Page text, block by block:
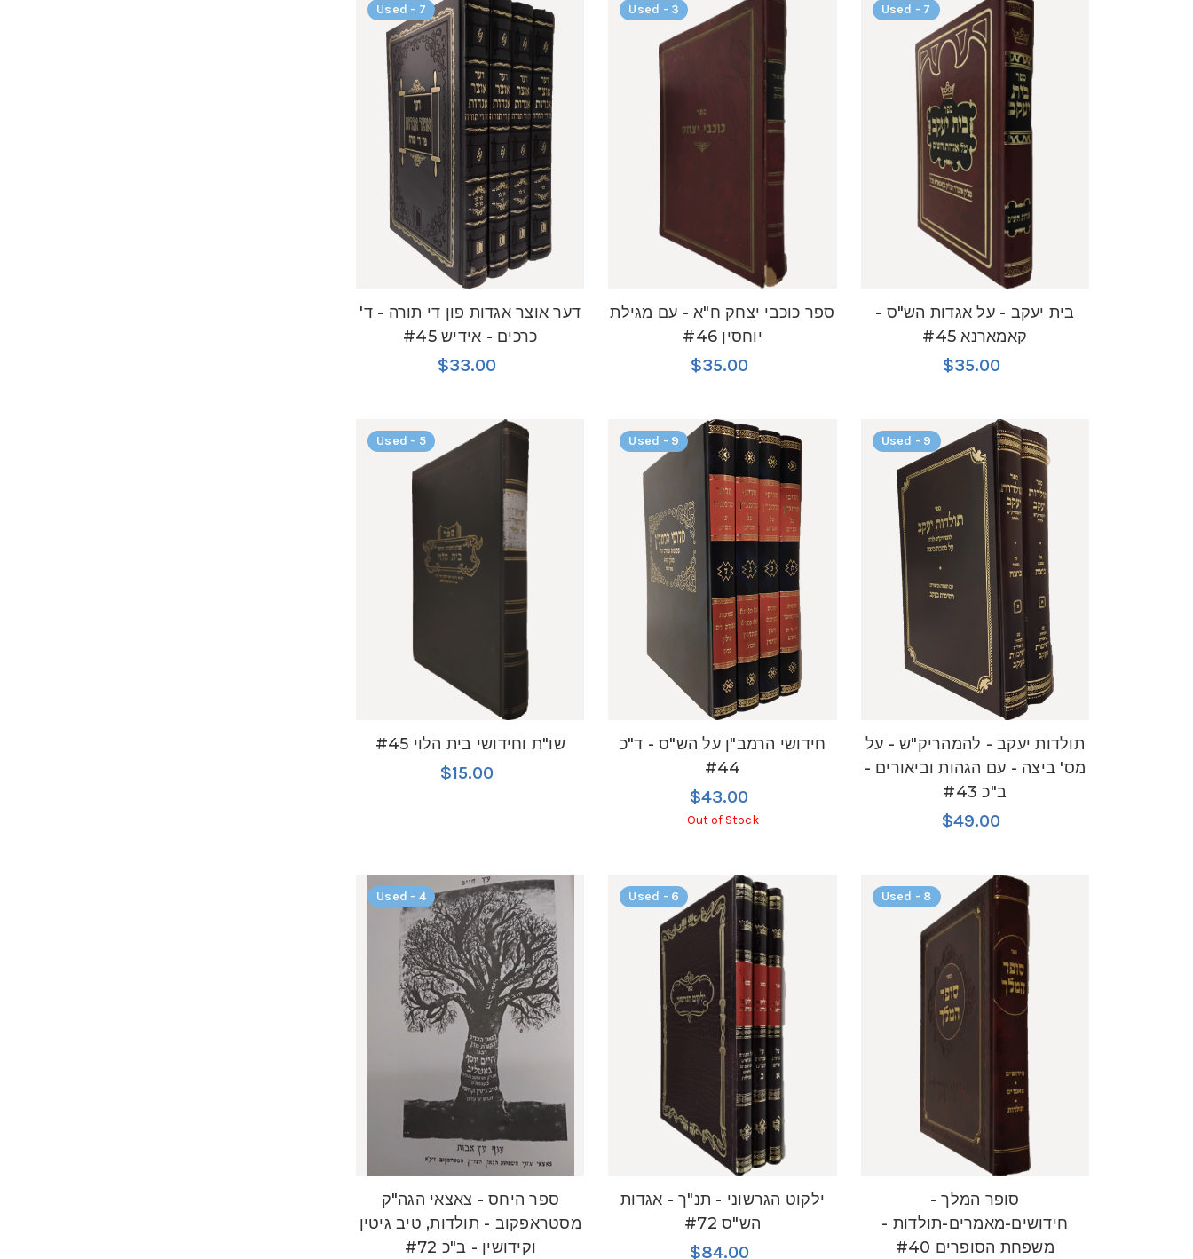
Used - 7
דער אוצר אגדות פון די תורה - ד'
כרכים - אידיש #45
$33.00
Used - 3
ספר כוכבי יצחק ח"א - עם מגילת
יוחסין #46
$35.00
Used - 7
בית יעקב - על אגדות הש"ס -
קאמארנא #45
$35.00
Used - 5
שו"ת וחידושי בית הלוי #45
$15.00
Used - 9
חידושי הרמב"ן על הש"ס - ד"כ
#44
$43.00
Out of Stock
Used - 9
תולדות יעקב - להמהריק"ש - על
מס' ביצה - עם הגהות וביאורים -
ב"כ #43
$49.00
Used - 4
ספר היחס - צאצאי הגה"ק
מסטראפקוב - תולדות, טיב גיטין
וקידושין - ב"כ #72
Used - 6
ילקוט הגרשוני - תנ"ך - אגדות
הש"ס #72
$84.00
Used - 8
סופר המלך -
חידושים-מאמרים-תולדות -
משפחת הסופרים #40